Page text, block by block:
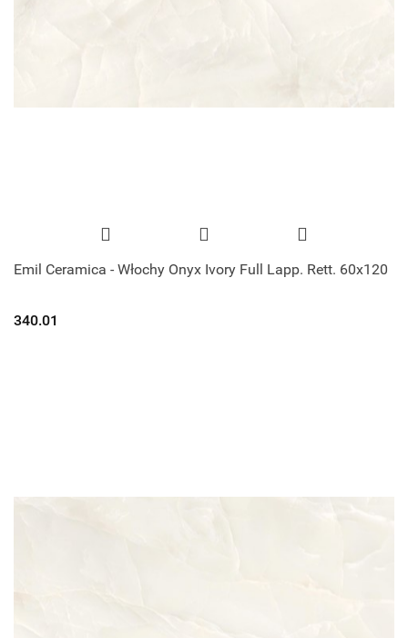
Emil Ceramica - Włochy Onyx Ivory Full Lapp. Rett. 60x120
340.01